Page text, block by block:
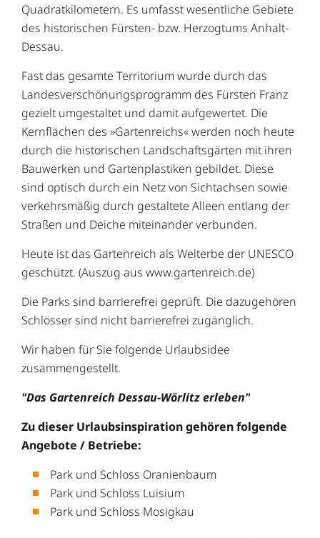
Quadratkilometern. Es umfasst wesentliche Gebiete
des historischen Fürsten- bzw. Herzogtums Anhalt-
Dessau.
Fast das gesamte Territorium wurde durch das
Landesverschönungsprogramm des Fürsten Franz
gezielt umgestaltet und damit aufgewertet. Die
Kernflächen des »Gartenreichs« werden noch heute
durch die historischen Landschaftsgärten mit ihren
Bauwerken und Gartenplastiken gebildet. Diese
sind optisch durch ein Netz von Sichtachsen sowie
verkehrsmäßig durch gestaltete Alleen entlang der
Straßen und Deiche miteinander verbunden.
Heute ist das Gartenreich als Welterbe der UNESCO
geschützt. (Auszug aus www.gartenreich.de)
Die Parks sind barrierefrei geprüft. Die dazugehören
Schlösser sind nicht barrierefrei zugänglich.
Wir haben für Sie folgende Urlaubsidee
zusammengestellt.
"Das Gartenreich Dessau-Wörlitz erleben"
Zu dieser Urlaubsinspiration gehören folgende
Angebote / Betriebe:
Park und Schloss Oranienbaum
Park und Schloss Luisium
Park und Schloss Mosigkau